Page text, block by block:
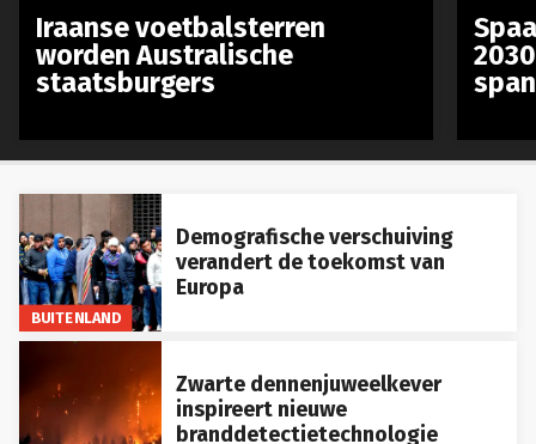
BUITENLAND
Demografische verschuiving
verandert de toekomst van
Europa
Zwarte dennenjuweelkever
inspireert nieuwe
branddetectietechnologie
Iraanse voetbalsterren
worden Australische
staatsburgers